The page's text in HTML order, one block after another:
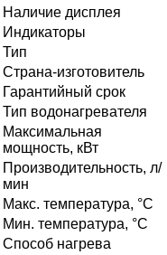
Наличие дисплея
Индикаторы
Тип
Страна-изготовитель
Гарантийный срок
Тип водонагревателя
Максимальная
мощность, кВт
Производительность, л/
мин
Макс. температура, °С
Мин. температура, °С
Способ нагрева